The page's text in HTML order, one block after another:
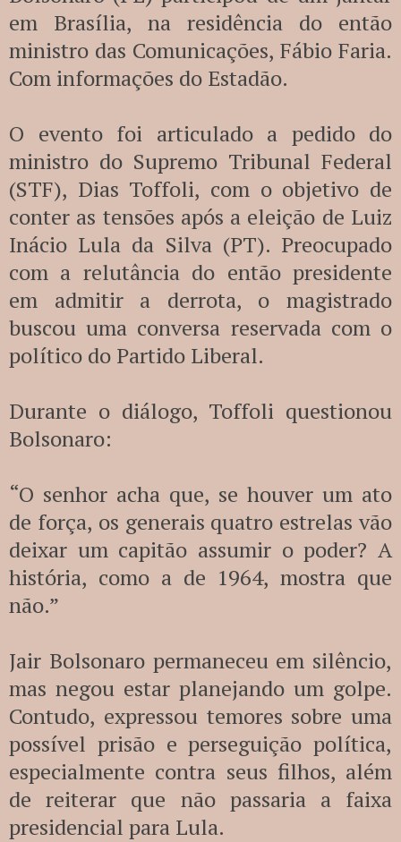
em Brasília, na residência do então
ministro das Comunicações, Fábio Faria.
Com informações do Estadão.
O evento foi articulado a pedido do
ministro do Supremo Tribunal Federal
(STF), Dias Toffoli, com o objetivo de
conter as tensões após a eleição de Luiz
Inácio Lula da Silva (PT). Preocupado
com a relutância do então presidente
em admitir a derrota, o magistrado
buscou uma conversa reservada com o
político do Partido Liberal.
Durante o diálogo, Toffoli questionou
Bolsonaro:
“O senhor acha que, se houver um ato
de força, os generais quatro estrelas vão
deixar um capitão assumir o poder? A
história, como a de 1964, mostra que
não.”
Jair Bolsonaro permaneceu em silêncio,
mas negou estar planejando um golpe.
Contudo, expressou temores sobre uma
possível prisão e perseguição política,
especialmente contra seus filhos, além
de reiterar que não passaria a faixa
presidencial para Lula.